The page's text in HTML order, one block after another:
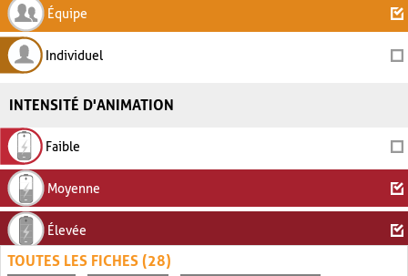
Équipe
Individuel
INTENSITÉ D'ANIMATION
Faible
Moyenne
Élevée
TOUTES LES FICHES (28)